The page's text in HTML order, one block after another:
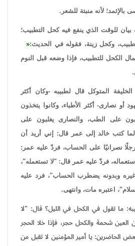
لأنه منبتة للشعر.
بيان للوقت الذي ينفع فيه كحل التطبيب؛
وكحل زينة، فقوله في الحديث:
الكحل للتطبيب، فإذا وضعه قبل النوم
المتوكل قال لطبيبه -وكان أكثر
أو نصارى- أكثر الأطباء، وكانوا يتخذون
على الطب، والنصارى يغلبون على
لما كتب خالد إلى عمر قال: إني أريد أن
نصرانيًا على الحساب، فردّ عليه عمر:
فردّ عليه عمر قال: "لا تستعمله"،
وبدونه يضطرب الحساب"، فرد عليه
اعتبره مات، وانتهى.
ما تقول في الكحل في الليل؟ قال: "لا
العين شحمة والكحل حجر، فإذا خلا الحجر
الحاضرين: يا أمير المؤمنين لا تقبل من